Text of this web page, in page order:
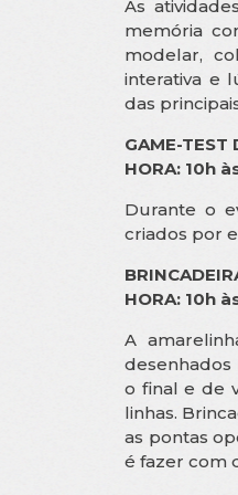
As
memória
modelar,
interativa e
das
GAME-TEST
HORA: 10h
Durante o
criados por
HORA: 10h
A
o final e de
linhas.
as pontas
é fazer com